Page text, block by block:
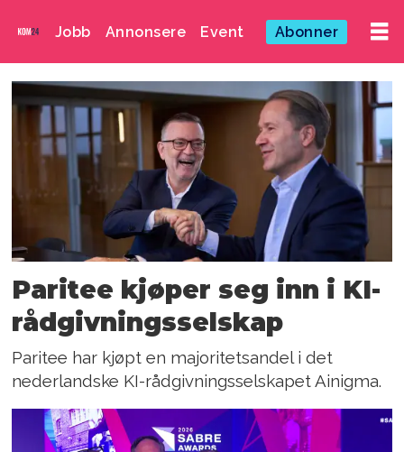
Jobb Annonsere Event Abonner
Emne:
jonas
palmqvist
Paritee kjøper seg inn i KI-
rådgivningsselskap
Paritee har kjøpt en majoritetsandel i det
nederlandske KI-rådgivningsselskapet Ainigma.